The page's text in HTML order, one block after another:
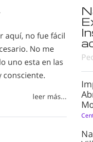
aquí, no fue fácil
No me
uno esta en las
consciente.
leer más...